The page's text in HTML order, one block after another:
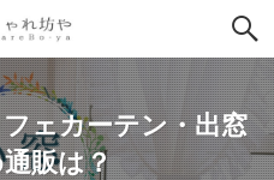
ェカーテン・出窓
販は？